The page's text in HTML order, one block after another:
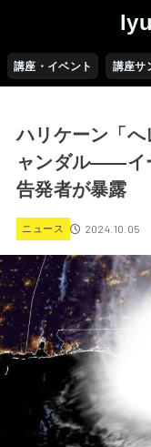
講座・イベント 講座サ
ハリケーン「
ャンダル――イ
告発者が暴露
ニュース 2024.10.05